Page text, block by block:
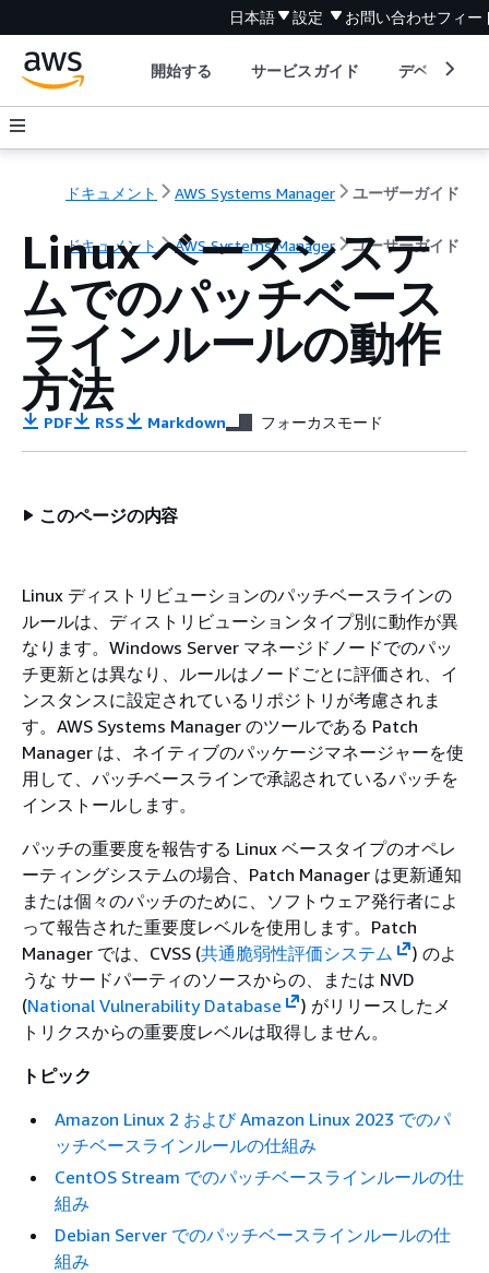
日本語 設定 お問い合わせフィー
開始する サービスガイド デベロッパ
ドキュメント AWS Systems Manager ユーザーガイド
ドキュメント AWS Systems Manager ユーザーガイド
Linux ベースシステ
ムでのパッチベース
ラインルールの動作
方法
PDF RSS Markdown フォーカスモード
このページの内容
Linux ディストリビューションのパッチベースラインの
ルールは、ディストリビューションタイプ別に動作が異
なります。Windows Server マネージドノードでのパッ
チ更新とは異なり、ルールはノードごとに評価され、イ
ンスタンスに設定されているリポジトリが考慮されま
す。AWS Systems Manager のツールである Patch
Manager は、ネイティブのパッケージマネージャーを使
用して、パッチベースラインで承認されているパッチを
インストールします。
パッチの重要度を報告する Linux ベースタイプのオペレ
ーティングシステムの場合、Patch Manager は更新通知
または個々のパッチのために、ソフトウェア発行者によ
って報告された重要度レベルを使用します。Patch
Manager では、CVSS (共通脆弱性評価システム
) のよ
うな サードパーティのソースからの、または NVD
(National Vulnerability Database
) がリリースしたメ
トリクスからの重要度レベルは取得しません。
トピック
Amazon Linux 2 および Amazon Linux 2023 でのパ
ッチベースラインルールの仕組み
CentOS Stream でのパッチベースラインルールの仕
組み
Debian Server でのパッチベースラインルールの仕
組み